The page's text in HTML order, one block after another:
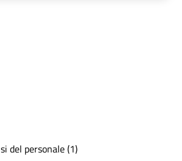
del personale (1)